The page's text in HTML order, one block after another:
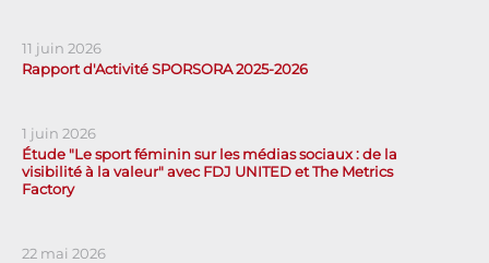
11 juin 2026
Rapport d'Activité SPORSORA 2025-2026
1 juin 2026
Étude "Le sport féminin sur les médias sociaux : de la
visibilité à la valeur" avec FDJ UNITED et The Metrics
Factory
22 mai 2026